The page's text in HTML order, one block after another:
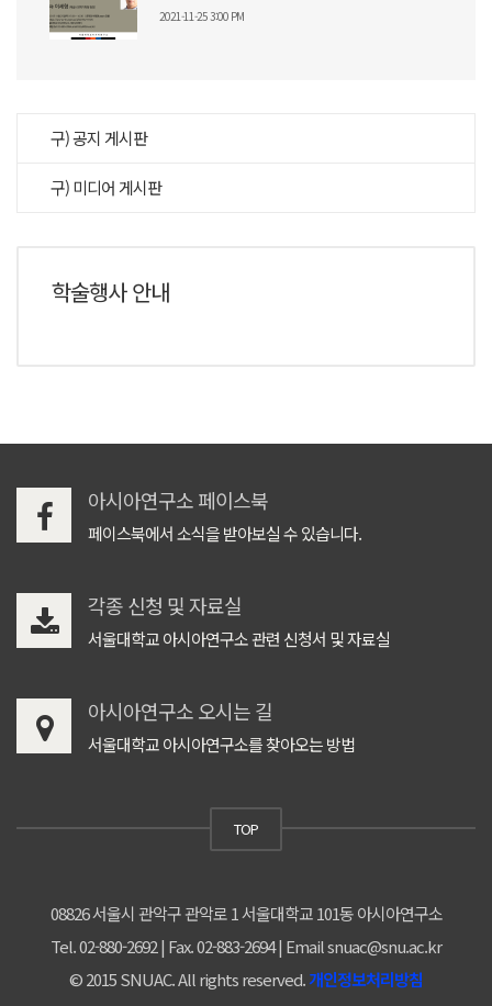
2021-11-25 3:00 PM
구) 공지 게시판
구) 미디어 게시판
학술행사 안내
아시아연구소 페이스북
페이스북에서 소식을 받아보실 수 있습니다.
각종 신청 및 자료실
서울대학교 아시아연구소 관련 신청서 및 자료실
아시아연구소 오시는 길
서울대학교 아시아연구소를 찾아오는 방법
TOP
08826 서울시 관악구 관악로 1 서울대학교 101동 아시아연구소
Tel. 02-880-2692 | Fax. 02-883-2694 | Email snuac@snu.ac.kr
© 2015 SNUAC. All rights reserved.개인정보처리방침